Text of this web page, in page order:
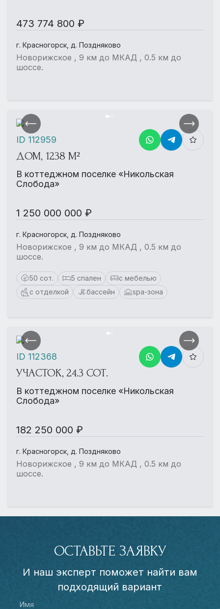
473 774 800 ₽
г. Красногорск, д. Поздняково
Новорижское , 9 км до МКАД , 0.5 км до
шоссе.
ДОМ, 1238 М²
В коттеджном поселке «Никольская
Слобода»
1 250 000 000 ₽
г. Красногорск, д. Поздняково
Новорижское , 9 км до МКАД , 0.5 км до
шоссе.
50 сот. 5 спален
с мебелью
с отделкой
бассейн spa-зона
ID 112959
УЧАСТОК, 24.3 СОТ.
В коттеджном поселке «Никольская
Слобода»
182 250 000 ₽
г. Красногорск, д. Поздняково
Новорижское , 9 км до МКАД , 0.5 км до
шоссе.
ID 112368
ОСТАВЬТЕ ЗАЯВКУ
И наш эксперт поможет найти вам
подходящий вариант